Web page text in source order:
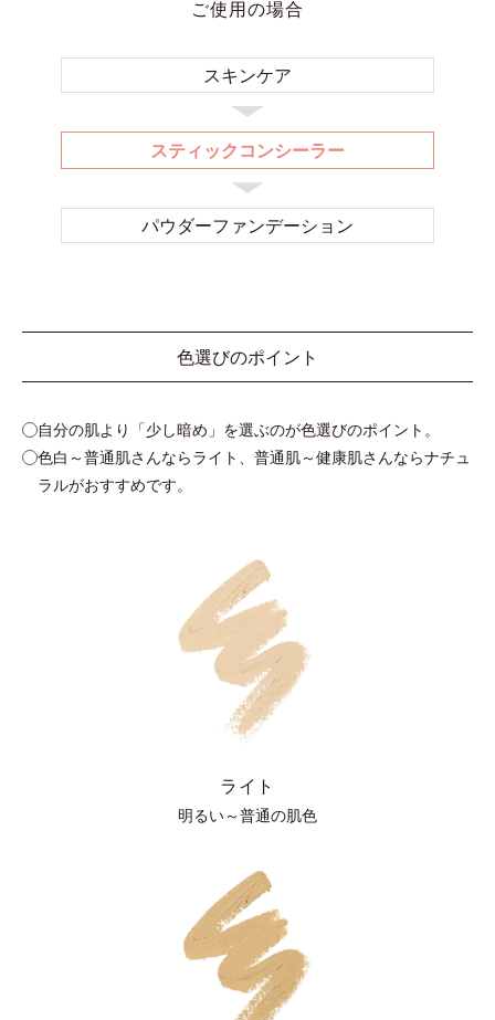
ご使用の場合
スキンケア
スティックコンシーラー
パウダーファンデーション
色選びのポイント
自分の肌より「少し暗め」を選ぶのが色選びのポイント。
色白～普通肌さんならライト、普通肌～健康肌さんならナチュ
ラルがおすすめです。
ライト
明るい～普通の肌色